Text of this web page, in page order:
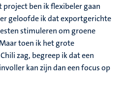
project ben ik flexibeler gaan
geloofde ik dat exportgerichte
stimuleren om groene
toen ik het grote
zag, begreep ik dat een
kan zijn dan een focus op